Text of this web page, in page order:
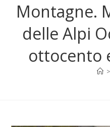
Montagne.
delle Alpi
ottocento
>